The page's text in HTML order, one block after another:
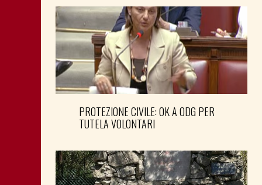
PROTEZIONE CIVILE: OK A ODG PER
TUTELA VOLONTARI